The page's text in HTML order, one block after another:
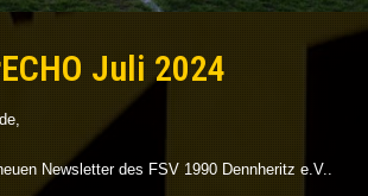
Juli 2024
Newsletter des FSV 1990 Dennheritz e.V..